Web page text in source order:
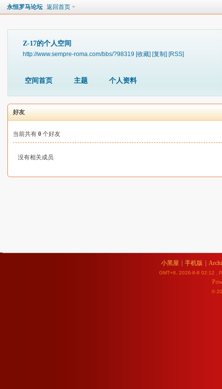
永恒罗马论坛 返回首页
Z-17的个人空间
http://www.sempre-roma.com/bbs/?98319 [收藏] [复制] [RSS]
空间首页 主题 个人资料
好友
当前共有 0 个好友
没有相关成员
小黑屋 手机版
GMT+8, 2026-8-8 02:12 ,
©